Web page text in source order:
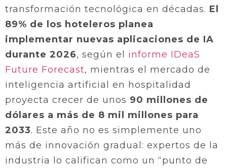
transformación tecnológica en décadas. El
89% de los hoteleros planea
implementar nuevas aplicaciones de IA
durante 2026, según el informe IDeaS
Future Forecast, mientras el mercado de
inteligencia artificial en hospitalidad
proyecta crecer de unos 90 millones de
dólares a más de 8 mil millones para
2033. Este año no es simplemente uno
más de innovación gradual: expertos de la
industria lo califican como un “punto de